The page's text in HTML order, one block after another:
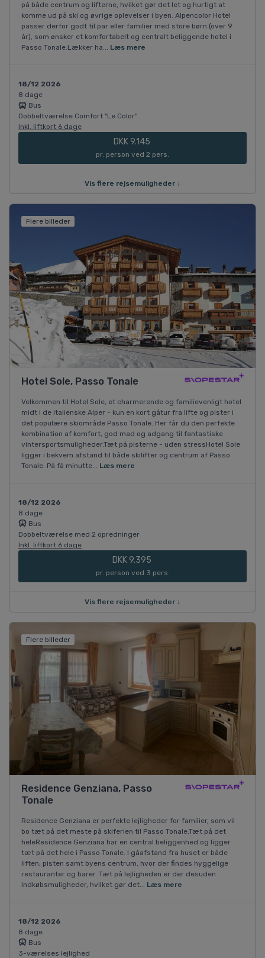
på både centrum og lifterne, hvilket gør det let og hurtigt at
komme ud på ski og øvrige oplevelser i byen. Alpencolor Hotel
passer derfor godt til par eller familier med store børn (over 9
år), som ønsker et komfortabelt og centralt beliggende hotel i
Passo Tonale.Lækker ha... Læs mere
18/12 2026
8 dage
Bus
Dobbeltværelse Comfort "Le Color"
Inkl. liftkort 6 dage
DKK 9.145
pr. person ved 2 pers.
Vis flere rejsemuligheder ↓
Flere billeder
Hotel Sole, Passo Tonale
Velkommen til Hotel Sole, et charmerende og familievenligt hotel
midt i de italienske Alper - kun en kort gåtur fra lifte og pister i
det populære skiområde Passo Tonale. Her får du den perfekte
kombination af komfort, god mad og adgang til fantastiske
vintersportsmuligheder.Tæt på pisterne - uden stressHotel Sole
ligger i bekvem afstand til både skilifter og centrum af Passo
Tonale. På få minutte... Læs mere
18/12 2026
8 dage
Bus
Dobbeltværelse med 2 opredninger
Inkl. liftkort 6 dage
DKK 9.395
pr. person ved 3 pers.
Vis flere rejsemuligheder ↓
Flere billeder
Residence Genziana, Passo
Tonale
Residence Genziana er perfekte lejligheder for familier, som vil
bo tæt på det meste på skiferien til Passo Tonale.Tæt på det
heleResidence Genziana har en central beliggenhed og ligger
tæt på det hele i Passo Tonale. I gåafstand fra huset er både
liften, pisten samt byens centrum, hvor der findes hyggelige
restauranter og barer. Tæt på lejligheden er der desuden
indkøbsmuligheder, hvilket gør det... Læs mere
18/12 2026
8 dage
Bus
3-værelses lejlighed